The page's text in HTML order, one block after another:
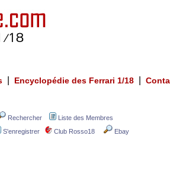
Encyclopédie des Ferrari 1/18
Rechercher
Liste des Membres
S'enregistrer Club Rosso18 Ebay